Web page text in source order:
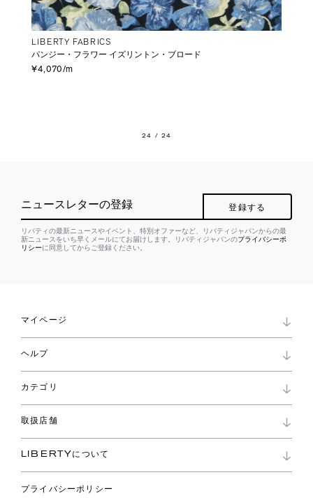
LIBERTY FABRICS
パンジー・フラワー イズリントン・ブロード
¥4,070/m
24 / 24
ニュースレターの登録 登録する
リバティの最新ニュースやイベント、特別オファーなど、リバティジャパンからの最
新ニュースをいち早くメールにてお届けします。リバティジャパンのプライバシーポ
リシーに同意してからご登録ください。
マイページ
ロイヤリティプログラム
パスワード再設定
ショッピングバッグ
ヘルプ
お問い合わせ
よくあるご質問
ご利用ガイド
カテゴリ
コレクション
ファブリックス
バッグ
スカーフ
取扱店舗
リバティ・ファブリックス
LIBERTYについて
プライバシーポリシー